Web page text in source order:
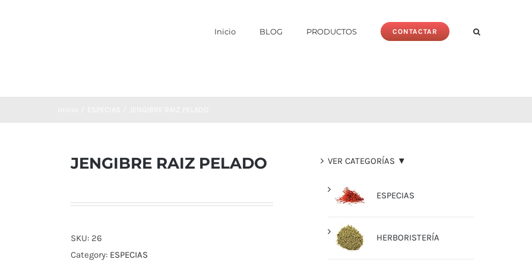
Inicio BLOG PRODUCTOS CONTACTAR
JENGIBRE RAIZ PELADO
SKU: 26
Category: ESPECIAS
VER CATEGORÍAS ▼
ESPECIAS
HERBORISTERÍA